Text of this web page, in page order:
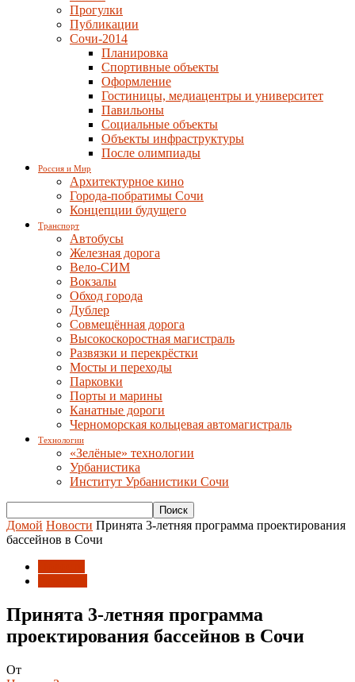
Прогулки
Публикации
Сочи-2014
Планировка
Спортивные объекты
Оформление
Гостиницы, медиацентры и университет
Павильоны
Социальные объекты
Объекты инфраструктуры
После олимпиады
Россия и Мир
Архитектурное кино
Города-побратимы Сочи
Концепции будущего
Транспорт
Автобусы
Железная дорога
Вело-СИМ
Вокзалы
Обход города
Дублер
Совмещённая дорога
Высокоскоростная магистраль
Развязки и перекрёстки
Мосты и переходы
Парковки
Порты и марины
Канатные дороги
Черноморская кольцевая автомагистраль
Технологии
«Зелёные» технологии
Урбанистика
Институт Урбанистики Сочи
Домой Новости Принята 3-летняя программа проектирования
бассейнов в Сочи
Принята 3-летняя программа
проектирования бассейнов в Сочи
От